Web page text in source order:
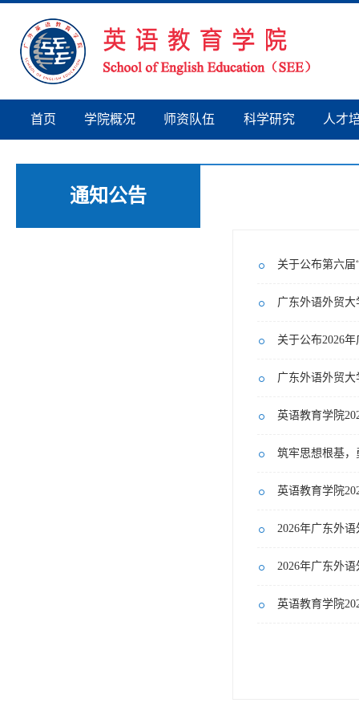
首页 学院概况 师资队伍 科学研究 人才
通知公告
广东外语外贸
广东外语外贸
英语教育学院
筑牢思想根基
英语教育学院
英语教育学院